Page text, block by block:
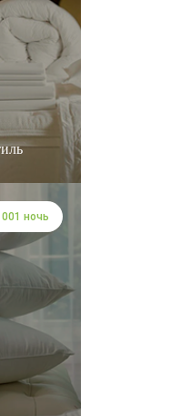
ночь